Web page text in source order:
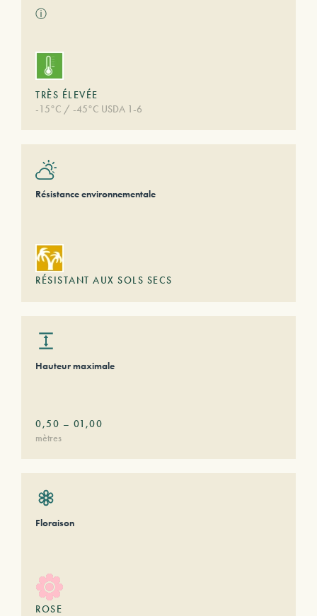
ⓘ
TRÈS ÉLEVÉE
-15°C / -45°C USDA 1-6
Résistance environnementale
RÉSISTANT AUX SOLS SECS
Hauteur maximale
0,50 – 01,00
mètres
Floraison
ROSE